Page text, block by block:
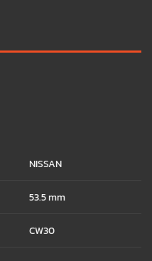
NISSAN
53.5 mm
CW30